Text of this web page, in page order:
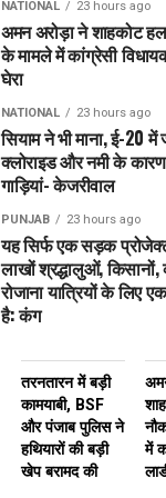
NATIONAL 23 hours ago
अमन अरोड़ा ने शाहकोट
के मामले में कांग्रेसी
घेरा
NATIONAL 23 hours ago
सियाम ने भी माना, ई-20 में
क्लोराइड और नमी के कारण
गाड़ियां- केजरीवाल
PUNJAB 23 hours ago
यह सिर्फ एक सड़क
लाखों श्रद्धालुओं, किसानों,
रोजाना यात्रियों के लिए
है: कंग
तरनतारन में बड़ी
कामयाबी, BSF
और पंजाब पुलिस ने
हथियारों की बड़ी
खेप बरामद की
में